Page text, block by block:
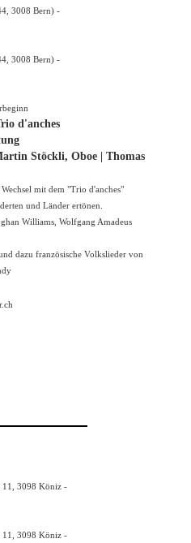
3008 Bern) -
3008 Bern) -
d'anches
Stöckli, Oboe | Thomas
mit dem "Trio d'anches"
und Länder ertönen.
Williams, Wolfgang Amadeus
dazu französische Volkslieder von
11, 3098 Köniz -
11, 3098 Köniz -